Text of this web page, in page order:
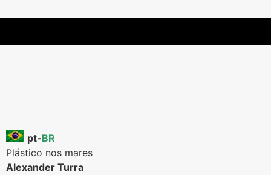
pt-BR
Plástico nos mares
Alexander Turra